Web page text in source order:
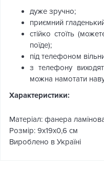
дуже зручно;
приємний
стійко стоїть
поїде);
під телефоном
з телефону
можна намотати
Характеристики:
Матеріал: фанера
Розмір: 9х19х0,6 см
Вироблено в Україні